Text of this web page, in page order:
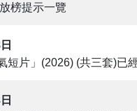
榜提示一覽
短片」(2026) (共三套)已